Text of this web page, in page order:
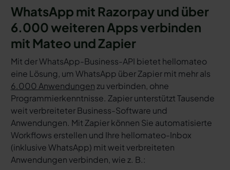
WhatsApp mit Razorpay und über
6.000 weiteren Apps verbinden
mit Mateo und Zapier
Mit der WhatsApp-Business-API bietet hellomateo
eine Lösung, um WhatsApp über Zapier mit mehr als
6.000 Anwendungenzu verbinden, ohne
Programmierkenntnisse. Zapier unterstützt Tausende
weit verbreiteter Business-Software und
Anwendungen. Mit Zapier können Sie automatisierte
Workflows erstellen und Ihre hellomateo-Inbox
(inklusive WhatsApp) mit weit verbreiteten
Anwendungen verbinden, wie z. B.: